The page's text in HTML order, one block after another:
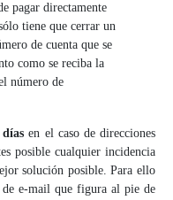
pagar directamente
tiene que cerrar un
de cuenta que se
como se reciba la
número de
días en el caso de direcciones
posible cualquier incidencia
solución posible. Para ello
de e-mail que figura al pie de